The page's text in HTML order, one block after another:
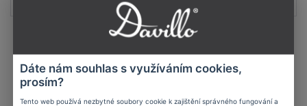
Dáte nám souhlas s využíváním cookies,
prosím?
Tento web používá nezbytné soubory cookie k zajištění správného fungování a